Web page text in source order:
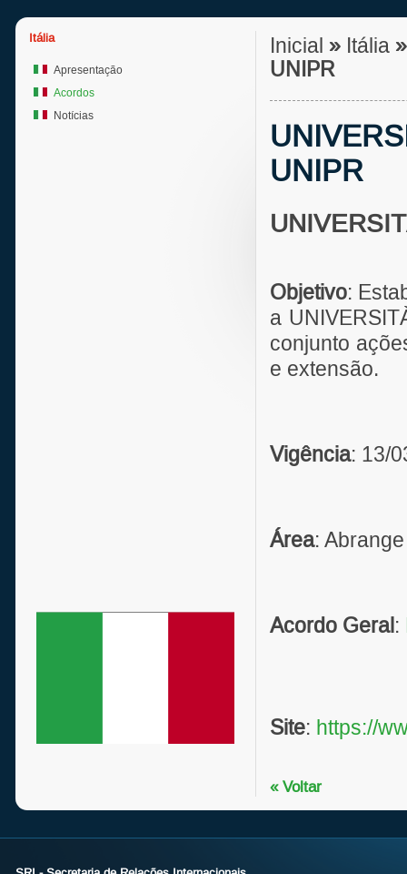
Itália
Apresentação
Acordos
Notícias
Inicial » Itália »
UNIPR
UNIPR
Objetivo:
a
conjunto
e extensão.
Vigência: 13/
Área:
Acordo Geral :
Site: https://
« Voltar